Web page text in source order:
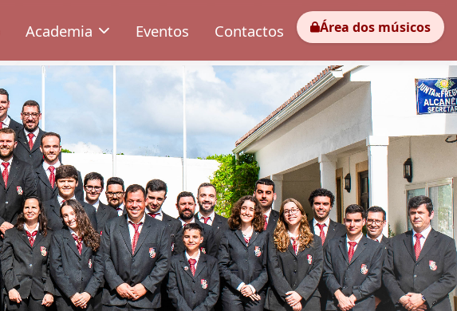
Academia Eventos Contactos Área dos músicos